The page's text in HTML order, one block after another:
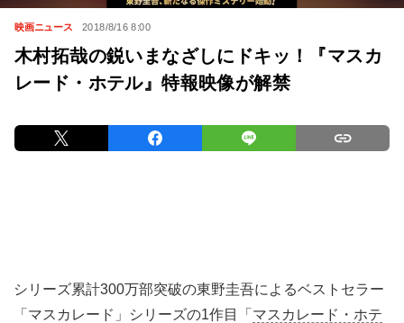
映画ニュース 2018/8/16 8:00
木村拓哉の鋭いまなざしにドキッ！『マスカ
レード・ホテル』特報映像が解禁
シリーズ累計300万部突破の東野圭吾によるベストセラー
「マスカレード」シリーズの1作目「 マスカレード・ホテ